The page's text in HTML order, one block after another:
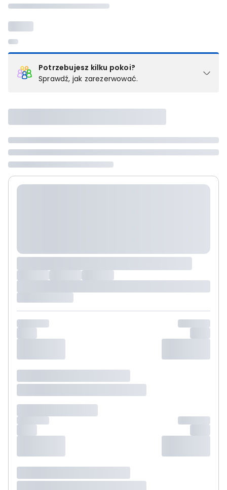
Potrzebujesz kilku pokoi?
Sprawdź, jak zarezerwować.
pokoju (lub apartamencie, willi itd.). Wybierz jedną z ofert z listy
i zarezerwuj ją. Zrób oddzielne rezerwacje dla każdego
kolejnego pokoju lubskontaktuj się z nami,by złożyć
zamówienie u naszego doradcy.
Maksymalna liczba uczestników
maksymalny limit dla 1 pokoju.